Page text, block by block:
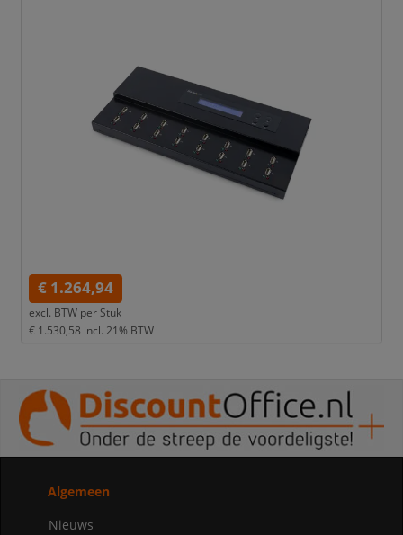
€ 1.264,94
excl. BTW per Stuk
€ 1.530,58 incl. 21% BTW
Algemeen
Nieuws